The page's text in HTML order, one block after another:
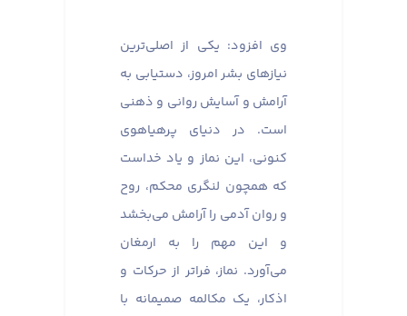
وی افزود: یکی از اصلی‌ترین
نیازهای بشر امروز، دستیابی به
آرامش و آسایش روانی و ذهنی
است. در دنیای پرهیاهوی
کنونی، این نماز و یاد خداست
که همچون لنگری محکم، روح
و روان آدمی را آرامش می‌بخشد
و این مهم را به ارمغان
می‌آورد. نماز، فراتر از حرکات و
اذکار، یک مکالمه صمیمانه با